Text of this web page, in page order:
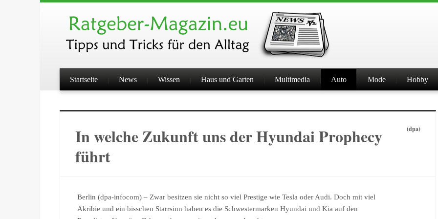
Startseite News Wissen Haus und Garten Multimedia Auto Mode Hobby
In welche Zukunft uns der Hyundai Prophecy
führt
(dpa)
Berlin (dpa-infocom) – Zwar besitzen sie nicht so viel Prestige wie Tesla oder Audi. Doch mit viel
Akribie und ein bisschen Starrsinn haben es die Schwestermarken Hyundai und Kia auf den